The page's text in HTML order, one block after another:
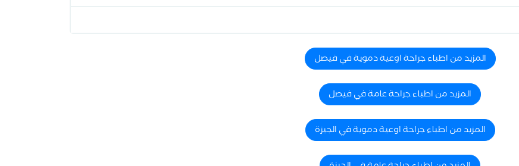
المزيد من اطباء جراحة اوعية دموية في فيصل
المزيد من اطباء جراحة عامة في فيصل
المزيد من اطباء جراحة اوعية دموية في الجيزة